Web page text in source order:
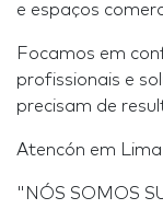
e espaços
Focamos em
profissionais e
precisam de
Atencón em
"NÓS SOMOS